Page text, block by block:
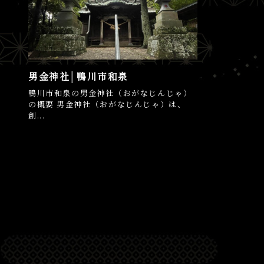
男金神社│鴨川市和泉
鴨川市和泉の男金神社（おがなじんじゃ）
の概要 男金神社（おがなじんじゃ）は、
創...